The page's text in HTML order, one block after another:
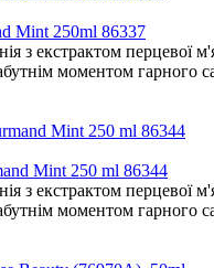
Mint 250ml 86337
з екстрактом перцевої
моментом гарного
Mint 250 ml 86344
з екстрактом перцевої
моментом гарного